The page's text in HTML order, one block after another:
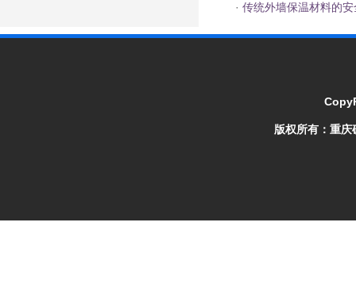
· 传统外墙保温材料的
版权所有： 重庆